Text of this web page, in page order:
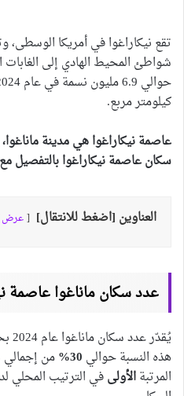
تقع نيكاراغوا في أمريكا
شواطئ المحيط الهادي إلى الغابات
كيلومتر مربع.
عاصمة نيكاراغوا هي مدينة
سكان عاصمة نيكاراغوا بالتفصيل
العناوين [اضغط للانتقال] عرض
عدد سكان ماناغوا عاصمة
يُقدّر عدد سكان ماناغوا عام 2024 بحوالي
هذه النسبة حوالي 30%
من إجمالي
المرتبةالأولىفي الترتيب المحلي